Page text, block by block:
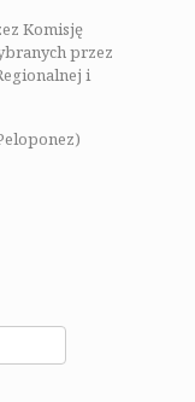
Komisję
przez
i